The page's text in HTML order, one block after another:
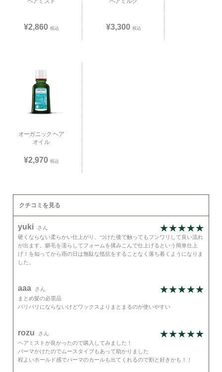
¥2,860 税込 ¥3,300 税込
オーガニック ヘア
オイル
¥2,970 税込
クチコミを見る
yuki
さん
硬くならない柔らかい仕上がり、つけた後で触ってもフンワリして良い流れ
が出ます。癖毛を濡らしてフォームを揉みこんで仕上げるという簡単仕上
げ！を知ってから雨の日は無駄な抵抗をすることなく落ち着くようになりま
した。
aaa
さん
まとめ髪の必需品
パリパリにならないけどワックスよりまとまるのが使いやすい
rozu
さん
ヘアミストが良かったので購入してみました！
パーマかけたのでムースタイプもあって助かりました
程よいホールド感でパーマのカールも出てくれるので割と好きかも！！